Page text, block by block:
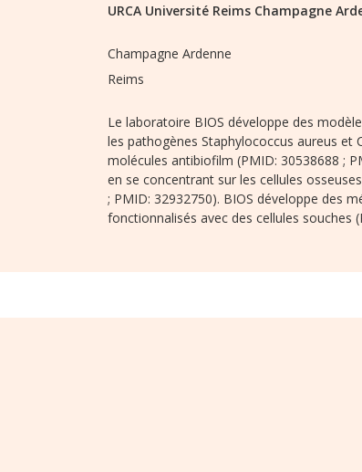
URCA Université Reims Champagne
Champagne Ardenne
Reims
Le laboratoire BIOS développe des
les pathogènes Staphylococcus aureus et
molécules antibiofilm (PMID: 30538688 ;
en se concentrant sur les cellules
; PMID: 32932750). BIOS développe des
fonctionnalisés avec des cellules souches